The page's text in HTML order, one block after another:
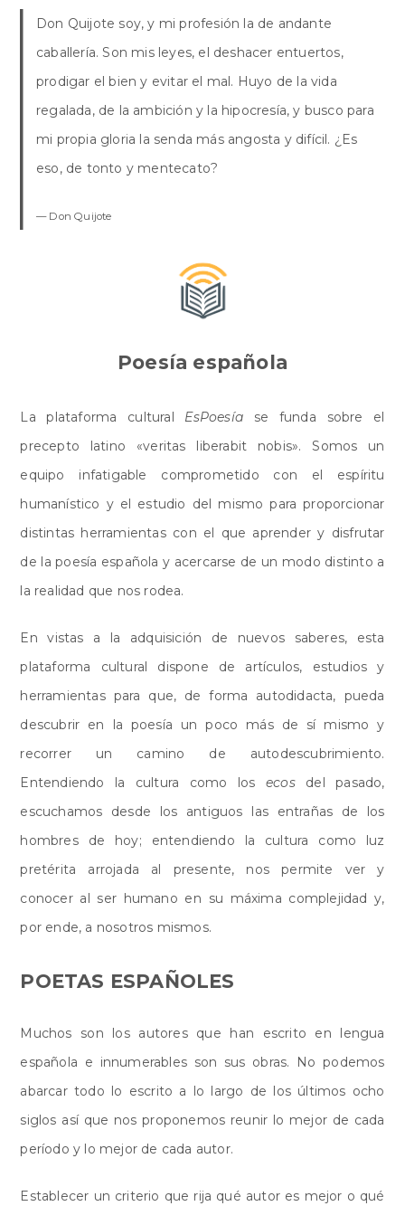
Don Quijote soy, y mi profesión la de andante
caballería. Son mis leyes, el deshacer entuertos,
prodigar el bien y evitar el mal. Huyo de la vida
regalada, de la ambición y la hipocresía, y busco para
mi propia gloria la senda más angosta y difícil. ¿Es
eso, de tonto y mentecato?
— Don Quijote
Poesía española
La plataforma cultural EsPoesía se funda sobre el
precepto latino «veritas liberabit nobis». Somos un
equipo infatigable comprometido con el espíritu
humanístico y el estudio del mismo para proporcionar
distintas herramientas con el que aprender y disfrutar
de la poesía española y acercarse de un modo distinto a
la realidad que nos rodea.
En vistas a la adquisición de nuevos saberes, esta
plataforma cultural dispone de artículos, estudios y
herramientas para que, de forma autodidacta, pueda
descubrir en la poesía un poco más de sí mismo y
recorrer un camino de autodescubrimiento.
Entendiendo la cultura como los ecos del pasado,
escuchamos desde los antiguos las entrañas de los
hombres de hoy; entendiendo la cultura como luz
pretérita arrojada al presente, nos permite ver y
conocer al ser humano en su máxima complejidad y,
por ende, a nosotros mismos.
POETAS ESPAÑOLES
Muchos son los autores que han escrito en lengua
española e innumerables son sus obras. No podemos
abarcar todo lo escrito a lo largo de los últimos ocho
siglos así que nos proponemos reunir lo mejor de cada
período y lo mejor de cada autor.
Establecer un criterio que rija qué autor es mejor o qué